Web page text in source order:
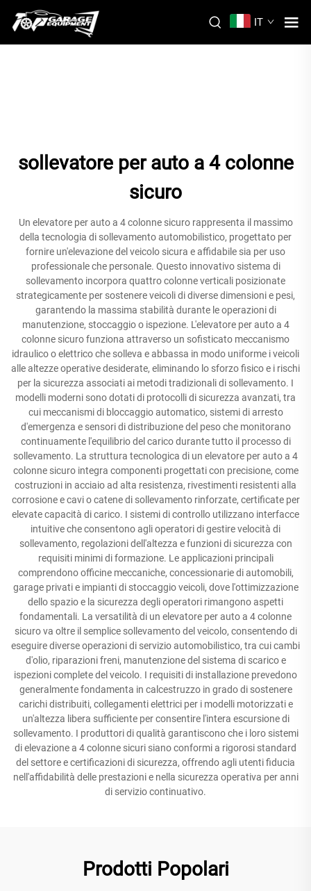
IT
sollevatore per auto a 4 colonne
sicuro
Un elevatore per auto a 4 colonne sicuro rappresenta il massimo
della tecnologia di sollevamento automobilistico, progettato per
fornire un'elevazione del veicolo sicura e affidabile sia per uso
professionale che personale. Questo innovativo sistema di
sollevamento incorpora quattro colonne verticali posizionate
strategicamente per sostenere veicoli di diverse dimensioni e pesi,
garantendo la massima stabilità durante le operazioni di
manutenzione, stoccaggio o ispezione. L'elevatore per auto a 4
colonne sicuro funziona attraverso un sofisticato meccanismo
idraulico o elettrico che solleva e abbassa in modo uniforme i veicoli
alle altezze operative desiderate, eliminando lo sforzo fisico e i rischi
per la sicurezza associati ai metodi tradizionali di sollevamento. I
modelli moderni sono dotati di protocolli di sicurezza avanzati, tra
cui meccanismi di bloccaggio automatico, sistemi di arresto
d'emergenza e sensori di distribuzione del peso che monitorano
continuamente l'equilibrio del carico durante tutto il processo di
sollevamento. La struttura tecnologica di un elevatore per auto a 4
colonne sicuro integra componenti progettati con precisione, come
costruzioni in acciaio ad alta resistenza, rivestimenti resistenti alla
corrosione e cavi o catene di sollevamento rinforzate, certificate per
elevate capacità di carico. I sistemi di controllo utilizzano interfacce
intuitive che consentono agli operatori di gestire velocità di
sollevamento, regolazioni dell'altezza e funzioni di sicurezza con
requisiti minimi di formazione. Le applicazioni principali
comprendono officine meccaniche, concessionarie di automobili,
garage privati e impianti di stoccaggio veicoli, dove l'ottimizzazione
dello spazio e la sicurezza degli operatori rimangono aspetti
fondamentali. La versatilità di un elevatore per auto a 4 colonne
sicuro va oltre il semplice sollevamento del veicolo, consentendo di
eseguire diverse operazioni di servizio automobilistico, tra cui cambi
d'olio, riparazioni freni, manutenzione del sistema di scarico e
ispezioni complete del veicolo. I requisiti di installazione prevedono
generalmente fondamenta in calcestruzzo in grado di sostenere
carichi distribuiti, collegamenti elettrici per i modelli motorizzati e
un'altezza libera sufficiente per consentire l'intera escursione di
sollevamento. I produttori di qualità garantiscono che i loro sistemi
di elevazione a 4 colonne sicuri siano conformi a rigorosi standard
del settore e certificazioni di sicurezza, offrendo agli utenti fiducia
nell'affidabilità delle prestazioni e nella sicurezza operativa per anni
di servizio continuativo.
Prodotti Popolari